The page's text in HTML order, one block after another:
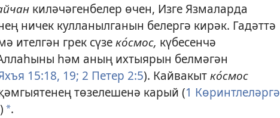
киләчәгенбелер өчен, Изге Язмаларда
ничек кулланылганын белергә кирәк. Гадәттә
ителгән грек сүзеко́смос, күбесенчә
һәм аның ихтыярын белмәгән
15:18, 19; 2 Петер 2:5). Кайвакытко́смос
төзелешенә карый (1 Көринтлеләргә
) a.